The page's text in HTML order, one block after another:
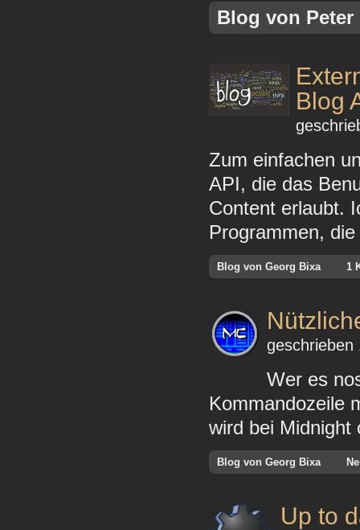
Blog von Peter
Blog
Zum einfachen
API, die das
Content erlaubt.
Programmen,
Blog von Georg Bixa 1
geschrieben
Wer es
Kommandozeile
wird bei Midnight
Blog von Georg Bixa
Up to